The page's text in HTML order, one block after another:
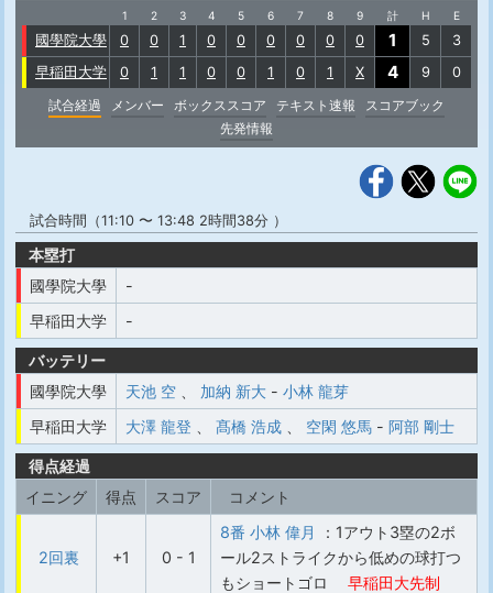
1 2 3 4 5 6 7 8 9 計 H E
國學院大學 0 0 1 0 0 0 0 0 0 1 5
3
早稲田大学
0 1 1 0 0 1 0 1 X 4 9
0
試合経過
メンバー ボックススコア テキスト速報
スコアブック
先発情報
試合時間（11:10 〜 13:48 2時間38分 ）
本塁打
國學院大學
-
早稲田大学
-
バッテリー
國學院大學
天池 空 加納 新大 - 小林 龍芽
早稲田大学
大澤 龍登 髙橋 浩成 空閑 悠馬 - 阿部 剛士
得点経過
イニング
得点 スコア コメント
2回裏 +1 0 - 1
8番 小林 偉月
：1アウト3塁の2ボ
ール2ストライクから低めの球打つ
もショートゴロ
早稲田大先制